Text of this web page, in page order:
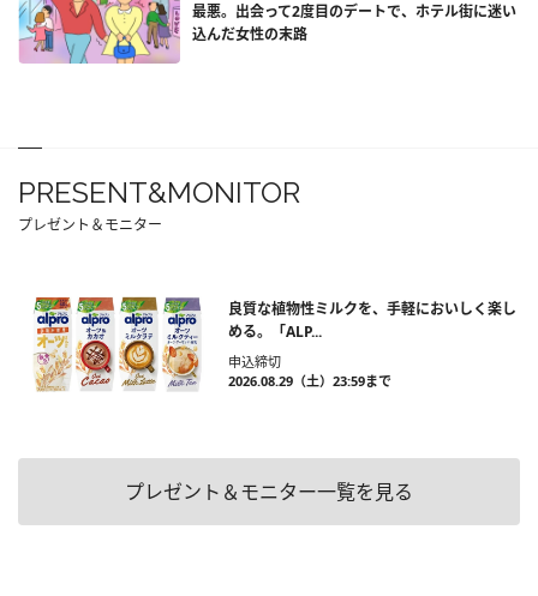
最悪。出会って2度目のデートで、ホテル街に迷い
込んだ女性の末路
PRESENT&MONITOR
プレゼント＆モニター
良質な植物性ミルクを、手軽においしく楽し
める。「ALP...
申込締切
2026.08.29（土）23:59まで
プレゼント＆モニター一覧を見る